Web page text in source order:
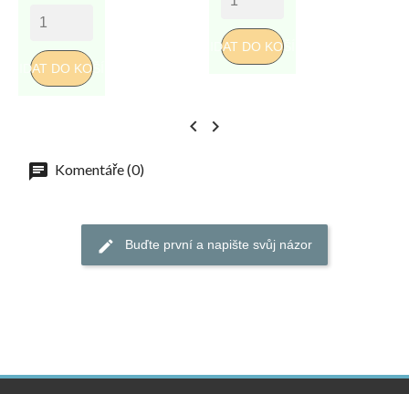
PŘIDAT DO KOŠÍKU
PŘIDAT DO KOŠÍKU
 
Komentáře (0)
Buďte první a napište svůj názor